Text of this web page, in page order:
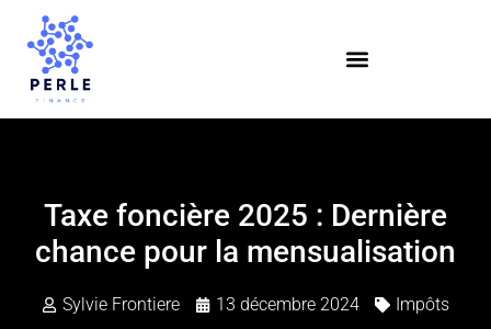
Taxe foncière 2025 : Dernière
chance pour la mensualisation
Sylvie Frontiere 13 décembre 2024 Impôts